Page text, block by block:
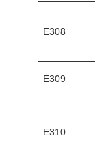
E308
E309
E310